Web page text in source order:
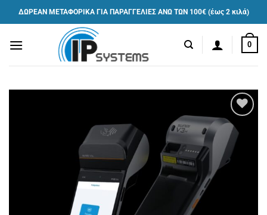
Μετάβαση
στο
ΔΩΡΕΑΝ ΜΕΤΑΦΟΡΙΚΑ ΓΙΑ ΠΑΡΑΓΓΕΛΙΕΣ ΑΝΩ ΤΩΝ 100€ (έως 2 κιλά)
0
Πρόσθήκη
στην λίστα
επιθυμιών